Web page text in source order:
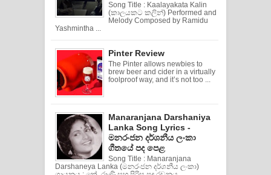
Song Title : Kaalayakata Kalin
(කාලයකට කලින්) Performed and
Melody Composed by Ramidu
Yashmintha ...
Pinter Review
The Pinter allows newbies to
brew beer and cider in a virtually
foolproof way, and it’s not too ...
Manaranjana Darshaniya
Lanka Song Lyrics -
මනරංජන දර්ශනීය ලංකා
ගීතයේ පද පෙළ
Song Title : Manaranjana
Darshaneya Lanka (මනරංජන දර්ශනීය ලංකා)